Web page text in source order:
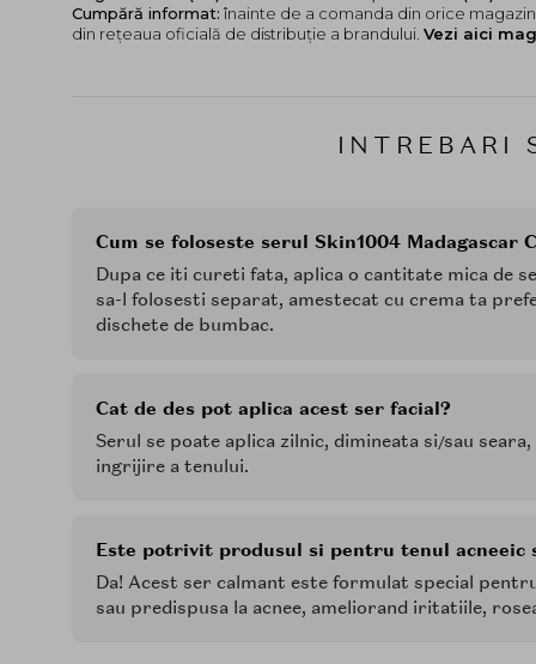
Cumpără informat: înainte de a comanda din orice
din rețeaua oficială de distribuție a brandului. Vezi aici
INTREBARI
Cum se foloseste serul Skin1004 Madagascar
Dupa ce iti cureti fata, aplica o cantitate mica de
sa-l folosesti separat, amestecat cu crema ta
dischete de bumbac.
Cat de des pot aplica acest ser facial?
Serul se poate aplica zilnic, dimineata si/sau
ingrijire a tenului.
Este potrivit produsul si pentru tenul acneeic
Da! Acest ser calmant este formulat special
sau predispusa la acnee, ameliorand iritatiile,